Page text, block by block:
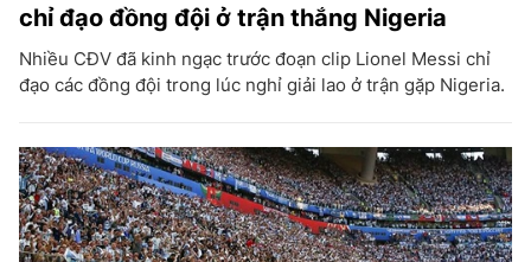
chỉ đạo đồng đội ở trận thắng Nigeria
Nhiều CĐV đã kinh ngạc trước đoạn clip Lionel Messi chỉ
đạo các đồng đội trong lúc nghỉ giải lao ở trận gặp Nigeria.